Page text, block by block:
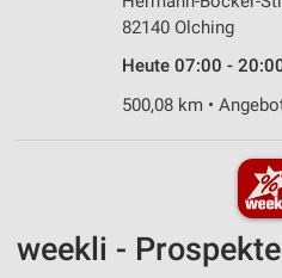
82140 Olching
Heute 07:00 -
500,08 km •
weekli -